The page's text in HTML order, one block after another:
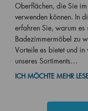
Oberflächen, die Sie
verwenden können. In
erfahren Sie, warum es
Badezimmermöbel zu
Vorteile es bietet und in
unseres Sortiments…
ICH MÖCHTE MEHR